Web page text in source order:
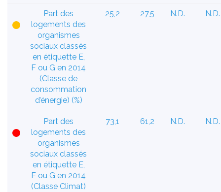
Part des
logements des
organismes
sociaux classés
en étiquette E,
F ou G en 2014
(Classe de
consommation
d’énergie) (%)
25,2 27,5 N.D. N.D.
Part des
logements des
organismes
sociaux classés
en étiquette E,
F ou G en 2014
(Classe Climat)
73,1 61,2 N.D. N.D.